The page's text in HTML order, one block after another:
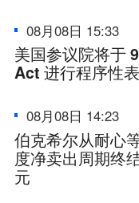
08月08日 15:33
美国参议院将于
Act 进行程序性
08月08日 14:23
伯克希尔从耐心
度净卖出周期终
元